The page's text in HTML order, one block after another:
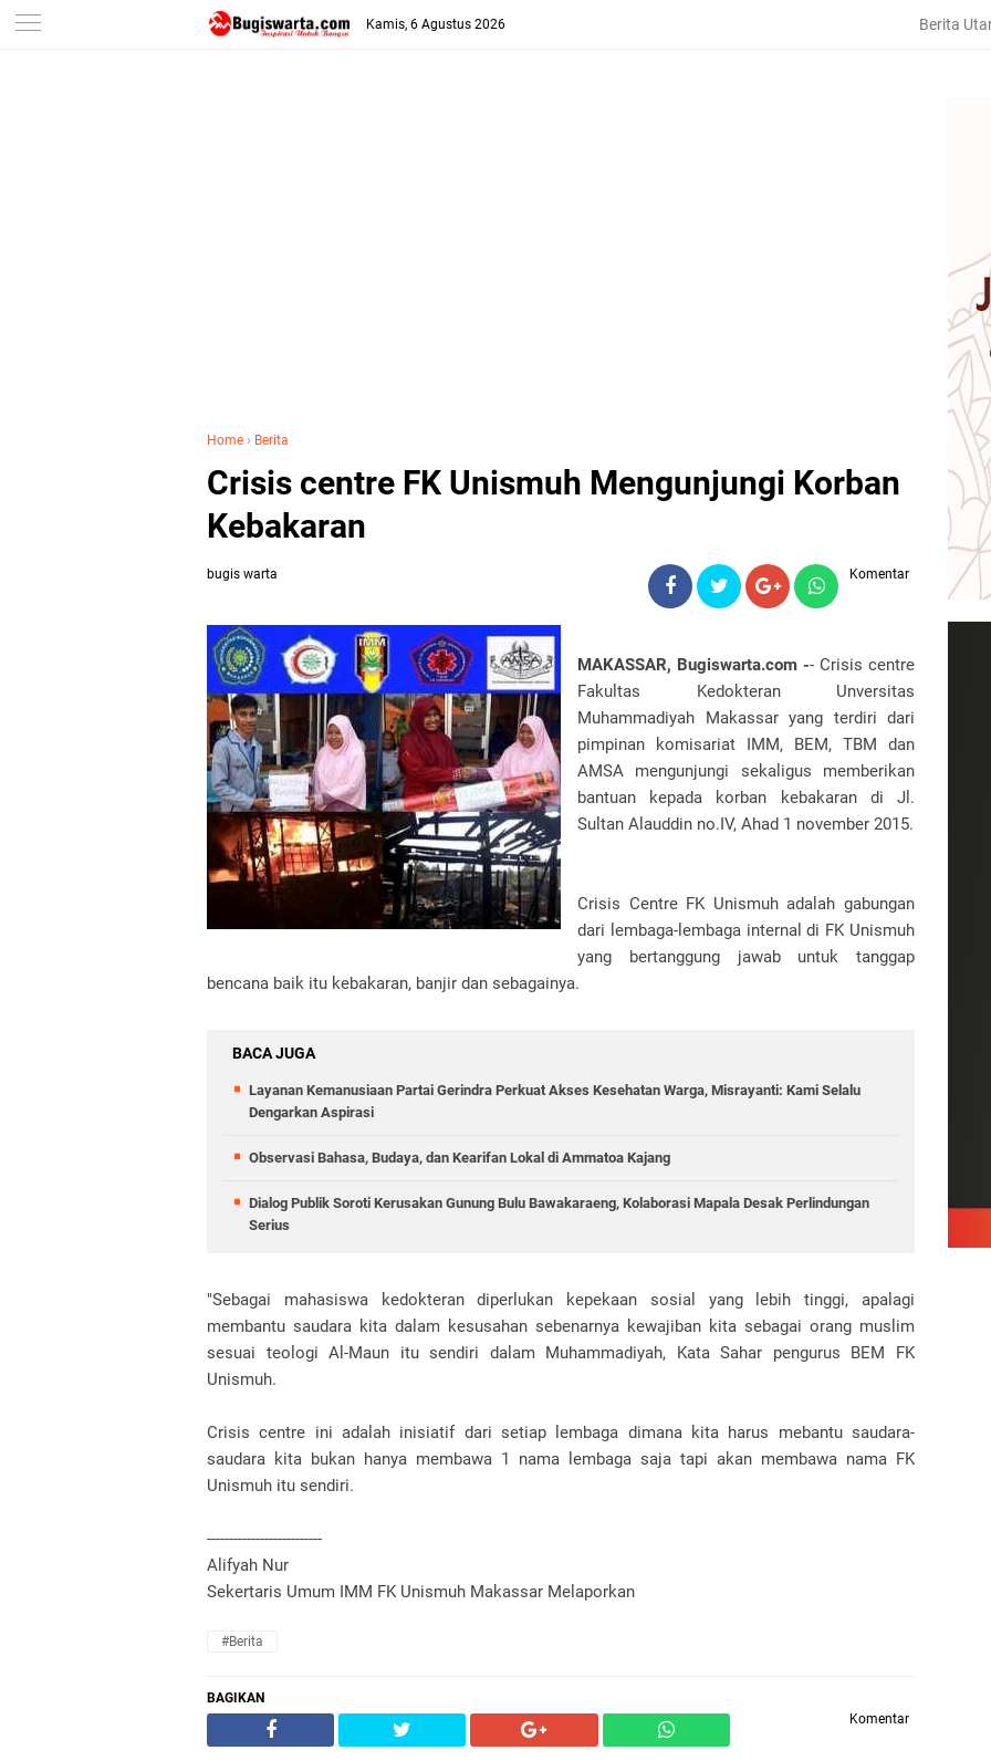
-->
Kamis, 6 Agustus 2026 Berita
Home › Berita
Crisis centre FK Unismuh Mengunjungi Korban
Kebakaran
bugis warta Komentar
MAKASSAR, Bugiswarta.com -- Crisis centre
Fakultas Kedokteran Unversitas
Muhammadiyah Makassar yang terdiri dari
pimpinan komisariat IMM, BEM, TBM dan
AMSA mengunjungi sekaligus memberikan
bantuan kepada korban kebakaran di Jl.
Sultan Alauddin no.IV, Ahad 1 november 2015.
Crisis Centre FK Unismuh adalah gabungan
dari lembaga-lembaga internal di FK Unismuh
yang bertanggung jawab untuk tanggap
bencana baik itu kebakaran, banjir dan sebagainya.
BACA JUGA
Layanan Kemanusiaan Partai Gerindra Perkuat Akses Kesehatan Warga, Misrayanti: Kami Selalu
Dengarkan Aspirasi
Observasi Bahasa, Budaya, dan Kearifan Lokal di Ammatoa Kajang
Dialog Publik Soroti Kerusakan Gunung Bulu Bawakaraeng, Kolaborasi Mapala Desak Perlindungan
Serius
"Sebagai mahasiswa kedokteran diperlukan kepekaan sosial yang lebih tinggi, apalagi
membantu saudara kita dalam kesusahan sebenarnya kewajiban kita sebagai orang muslim
sesuai teologi Al-Maun itu sendiri dalam Muhammadiyah, Kata Sahar pengurus BEM FK
Unismuh.
Crisis centre ini adalah inisiatif dari setiap lembaga dimana kita harus mebantu saudara-
saudara kita bukan hanya membawa 1 nama lembaga saja tapi akan membawa nama FK
Unismuh itu sendiri.
--------------------------
Alifyah Nur
Sekertaris Umum IMM FK Unismuh Makassar Melaporkan
#Berita
BAGIKAN
Komentar